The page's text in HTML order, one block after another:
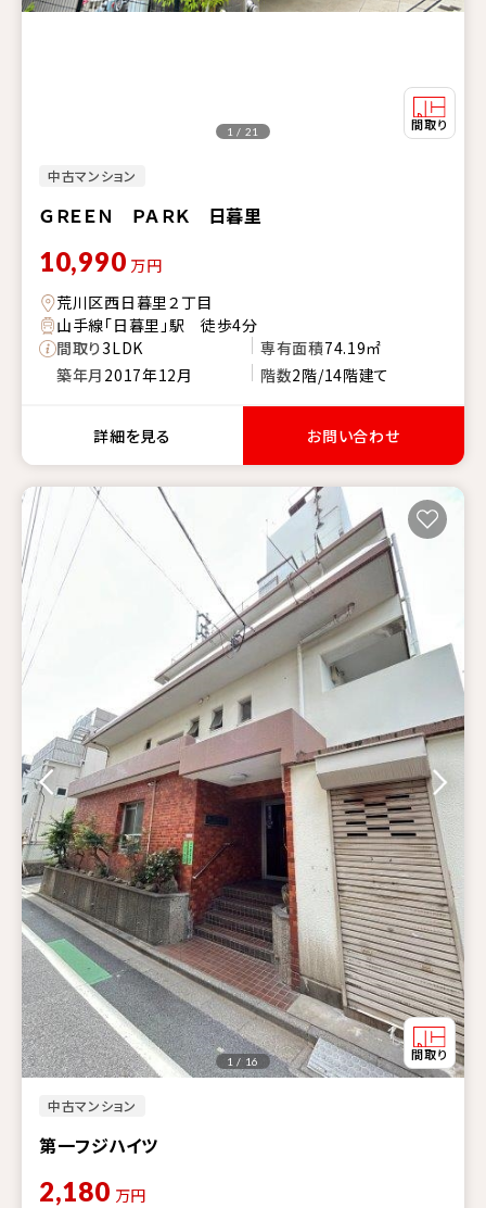
中古マンション
ＧＲＥＥＮ ＰＡＲＫ 日暮里
1 / 21
10,990 万円
荒川区西日暮里２丁目
山手線「日暮里」駅 徒歩4分
間取り3LDK 専有面積74.19㎡
築年月 2017年12月 階数2階/14階建て
詳細を見る お問い合わせ
中古マンション
第一フジハイツ
1 / 16
2,180 万円